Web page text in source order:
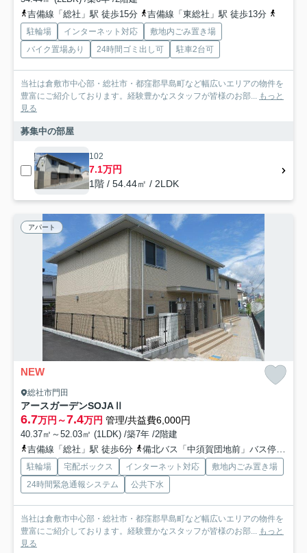
吉備線「総社」駅 徒歩15分
吉備線「東総社」駅 徒歩13分
駐輪場 インターネット対応
敷地内ごみ置き場
バイク置場あり
24時間ゴミ出し可 駐車2台可
当社は倉敷市中心部・総社市・都窪郡早島町など幅広いエリアの物件を
豊富にご紹介しております。経験豊かなスタッフが皆様のお部... もっと
見る
募集中の部屋
102
7.1万円
1階 / 54.44㎡ / 2LDK
アパート
NEW
総社市門田
アースガーデンSOJAⅡ
6.7万円～7.4万円 管理/共益費6,000円
40.37㎡～52.03㎡ (1LDK) /築7年 /2階建
吉備線「総社」駅 徒歩6分
備北バス「中須賀団地前」バス停下車 徒歩3分
駐輪場 宅配ボックス インターネット対応
敷地内ごみ置き場
24時間緊急通報システム
公共下水
当社は倉敷市中心部・総社市・都窪郡早島町など幅広いエリアの物件を
豊富にご紹介しております。経験豊かなスタッフが皆様のお部... もっと
見る